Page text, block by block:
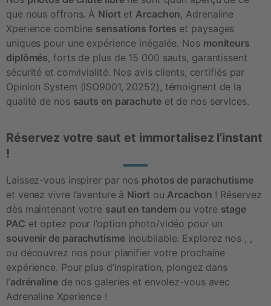
que nous offrons. À Niort et Arcachon, Adrenaline
Xperience combine sensations fortes et paysages
uniques pour une expérience inégalée. Nos moniteurs
diplômés, forts de plus de 15 000 sauts, garantissent
sécurité et convivialité. Nos avis clients, certifiés par
Opinion System (ISO9001, 20252), témoignent de la
qualité de nos sauts en parachute et de nos services.
Réservez votre saut et immortalisez l’instant
!
Laissez-vous inspirer par nos photos de parachutisme
et venez vivre l’aventure à Niort ou Arcachon ! Réservez
dès maintenant votre saut en tandem ou votre stage
PAC
souvenir de parachutisme inoubliable. Explorez nos , ,
ou découvrez nos pour planifier votre prochaine
expérience. Pour plus d’inspiration, plongez dans
l’adrénaline de nos galeries et envolez-vous avec
Adrenaline Xperience !